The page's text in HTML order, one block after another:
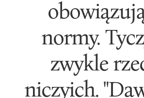
normy.
zwykle
niczyich.